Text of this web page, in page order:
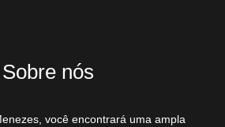
Sobre nós
você encontrará uma ampla